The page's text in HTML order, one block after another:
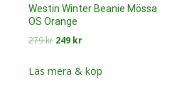
Westin Winter Beanie Mössa
OS Orange
279kr Det
priset
249 krDet
priset
Läs mera & köp